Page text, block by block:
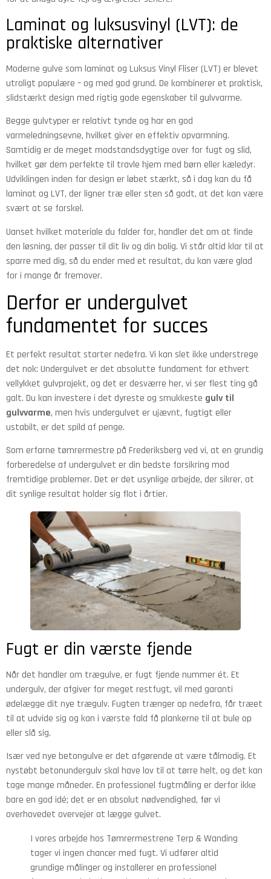
Laminat og luksusvinyl (LVT): de
praktiske alternativer
Moderne gulve som laminat og Luksus Vinyl Fliser (LVT) er blevet
utroligt populære – og med god grund. De kombinerer et praktisk,
slidstærkt design med rigtig gode egenskaber til gulvvarme.
Begge gulvtyper er relativt tynde og har en god
varmeledningsevne, hvilket giver en effektiv opvarmning.
Samtidig er de meget modstandsdygtige over for fugt og slid,
hvilket gør dem perfekte til travle hjem med børn eller kæledyr.
Udviklingen inden for design er løbet stærkt, så i dag kan du få
laminat og LVT, der ligner træ eller sten så godt, at det kan være
svært at se forskel.
Uanset hvilket materiale du falder for, handler det om at finde
den løsning, der passer til dit liv og din bolig. Vi står altid klar til at
sparre med dig, så du ender med et resultat, du kan være glad
for i mange år fremover.
Derfor er undergulvet
fundamentet for succes
Et perfekt resultat starter nedefra. Vi kan slet ikke understrege
det nok: Undergulvet er det absolutte fundament for ethvert
vellykket gulvprojekt, og det er desværre her, vi ser flest ting gå
galt. Du kan investere i det dyreste og smukkeste gulv til
gulvvarme, men hvis undergulvet er ujævnt, fugtigt eller
ustabilt, er det spild af penge.
Som erfarne tømrermestre på Frederiksberg ved vi, at en grundig
forberedelse af undergulvet er din bedste forsikring mod
fremtidige problemer. Det er det usynlige arbejde, der sikrer, at
dit synlige resultat holder sig flot i årtier.
Fugt er din værste fjende
Når det handler om trægulve, er fugt fjende nummer ét. Et
undergulv, der afgiver for meget restfugt, vil med garanti
ødelægge dit nye trægulv. Fugten trænger op nedefra, får træet
til at udvide sig og kan i værste fald få plankerne til at bule op
eller slå sig.
Især ved nye betongulve er det afgørende at være tålmodig. Et
nystøbt betonundergulv skal have lov til at tørre helt, og det kan
tage mange måneder. En professionel fugtmåling er derfor ikke
bare en god idé; det er en absolut nødvendighed, før vi
overhovedet overvejer at lægge gulvet.
I vores arbejde hos Tømrermestrene Terp & Wanding
tager vi ingen chancer med fugt. Vi udfører altid
grundige målinger og installerer en professionel